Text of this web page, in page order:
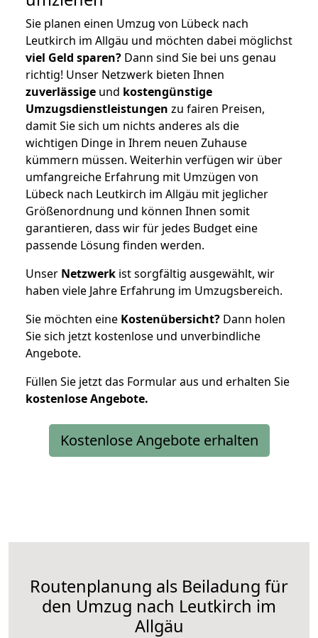
Sie planen einen Umzug von Lübeck nach
Leutkirch im Allgäu und möchten dabei möglichst
viel Geld sparen? Dann sind Sie bei uns genau
richtig! Unser Netzwerk bieten Ihnen
zuverlässige und kostengünstige
Umzugsdienstleistungen zu fairen Preisen,
damit Sie sich um nichts anderes als die
wichtigen Dinge in Ihrem neuen Zuhause
kümmern müssen. Weiterhin verfügen wir über
umfangreiche Erfahrung mit Umzügen von
Lübeck nach Leutkirch im Allgäu mit jeglicher
Größenordnung und können Ihnen somit
garantieren, dass wir für jedes Budget eine
passende Lösung finden werden.
Unser Netzwerk ist sorgfältig ausgewählt, wir
haben viele Jahre Erfahrung im Umzugsbereich.
Sie möchten eine Kostenübersicht? Dann holen
Sie sich jetzt kostenlose und unverbindliche
Angebote.
Füllen Sie jetzt das Formular aus und erhalten Sie
kostenloseAngebote.
Kostenlose Angebote erhalten
Routenplanung als Beiladung für
den Umzug nach Leutkirch im
Allgäu